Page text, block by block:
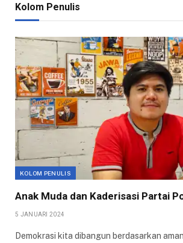
Kolom Penulis
KOLOM PENULIS
Anak Muda dan Kaderisasi Partai
5 JANUARI 2024
Demokrasi kita dibangun berdasarkan